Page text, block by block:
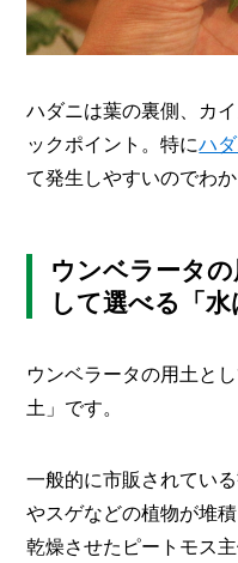
ハダニは葉の裏側、カ
ックポイント。特にハ
て発生しやすいのでわ
ウンベラータ
して選べる「
ウンベラータの用土と
土」です。
一般的に市販されてい
やスゲなどの植物が堆
乾燥させたピートモス